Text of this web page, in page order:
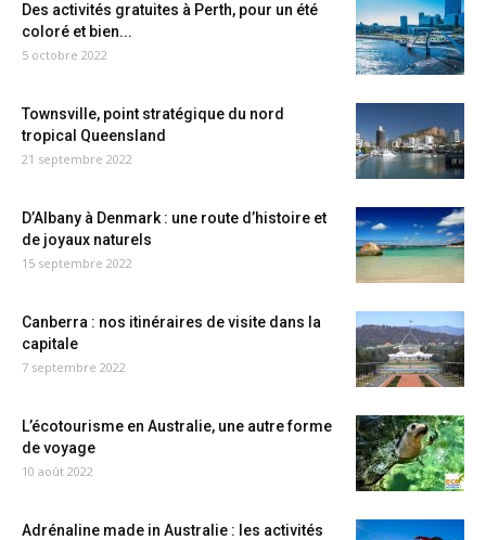
Des activités gratuites à Perth, pour un été
coloré et bien...
5 octobre 2022
Townsville, point stratégique du nord
tropical Queensland
21 septembre 2022
D’Albany à Denmark : une route d’histoire et
de joyaux naturels
15 septembre 2022
Canberra : nos itinéraires de visite dans la
capitale
7 septembre 2022
L’écotourisme en Australie, une autre forme
de voyage
10 août 2022
Adrénaline made in Australie : les activités